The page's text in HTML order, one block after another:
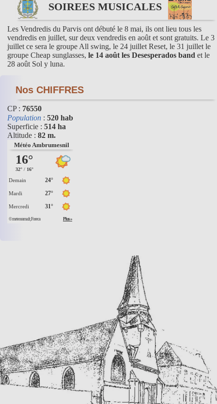
SOIREES MUSICALES
Les Vendredis du Parvis ont débuté le 8 mai, ils ont lieu tous les
vendredis en juillet, sur deux vendredis en août et sont gratuits. Le 3
juillet ce sera le groupe All swing, le 24 juillet Reset, le 31 juillet le
groupe Cheap sunglasses, le 14 août les Desesperados band et le
28 août Sol y luna.
Nos CHIFFRES
CP : 76550
Population : 520 hab
Superficie : 514 ha
Altitude : 82 m.
Météo Ambrumesnil